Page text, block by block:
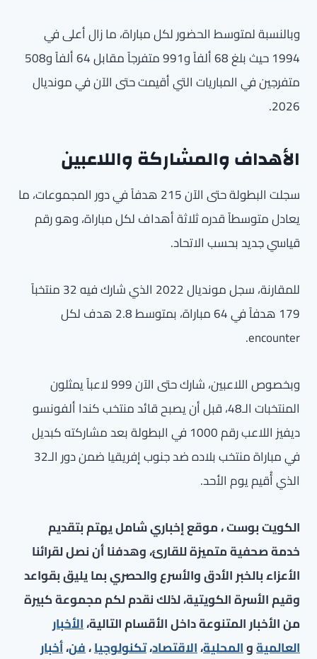
وبالنسبة لمتوسط الحضور لكل مباراة، ما زال أعلى في
1994 حيث بلغ 68 ألفاً و991 متفرجاً مقابل 64 ألفاً و508
متفرجين في المباريات التي أقيمت حتى الآن في مونديال
2026.
الأهداف والمشاركة واللاعبين
سجلت البطولة حتى الآن 215 هدفاً في دور المجموعات، ما
يعادل متوسطاً قدره ثلاثة أهداف لكل مباراة، وهو رقم
قياسي جديد بحسب الاتحاد.
للمقارنة، سجل مونديال 2022 الذي شارك فيه 32 منتخباً
179 هدفاً في 64 مباراة، بمتوسط 2.8 هدف لكل
encounter.
وبخصوص اللاعبين، شارك حتى الآن 999 لاعباً يمثلون
المنتخبات الـ48، قبل أن يصبح قائد منتخب كندا ألفونسو
ديفيز اللاعب رقم 1000 في البطولة بعد مشاركته كبديل
في مباراة منتخب بلاده ضد جنوب إفريقيا ضمن دور الـ32
الذي أُقيم يوم الأحد.
الكويت بوست ، موقع إخباري شامل يهتم بتقديم
خدمة صحفية متميزة للقارئ، وهدفنا أن نصل لقرائنا
الأعزاء بالخبر الأدق والأسرع والحصري بما يليق بقواعد
وقيم الأسرة الكويتية، لذلك نقدم لكم مجموعة كبيرة
من الأخبار المتنوعة داخل الأقسام التالية،الأخبار
العالميةوالمحلية،الاقتصاد،تكنولوجيا،فن،أخبار